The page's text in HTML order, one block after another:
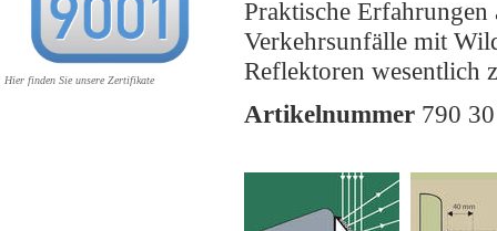
Hier finden Sie unsere Zertifikate
Praktische Erfahrungen
Verkehrsunfälle mit
Reflektoren wesentlich
Artikelnummer 790